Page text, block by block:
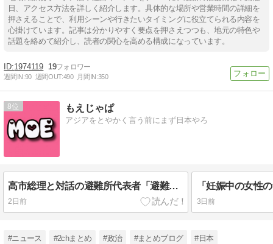
日、アクセス方法を詳しく紹介します。具体的な場所や営業時間の詳細を
押さえることで、利用シーンや行きたいタイミングに役立てられる内容を
心掛けています。記事は分かりやすく要点を押さえつつも、地元の特色や
話題を絡めて紹介し、読者の関心を高める構成になっています。
1974119 19
週間IN:90 週間OUT:490 月間IN:350
8 もえじゃぱ
アジアをとやかく言う前にまず日本やろ
高市総理と対話の避難所代表者「避難所の生活は至れり尽くせりで全く不自由ない、ありがとう！日本人でよかった！」
2日前 3日前
#ニュース #2chまとめ #政治 #まとめブログ #日本